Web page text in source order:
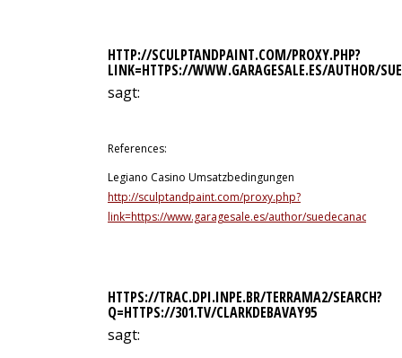
HTTP://SCULPTANDPAINT.COM/PROXY.PHP?
LINK=HTTPS://WWW.GARAGESALE.ES/AUTHOR/
sagt:
References:
Legiano Casino Umsatzbedingungen
http://sculptandpaint.com/proxy.php?
link=https://www.garagesale.es/author/suedecanada57/
HTTPS://TRAC.DPI.INPE.BR/TERRAMA2/SEARCH?
Q=HTTPS://301.TV/CLARKDEBAVAY95
sagt: